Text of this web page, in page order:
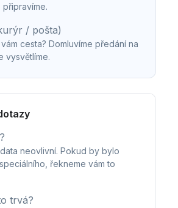
připravíme.
/ pošta)
cesta? Domluvíme předání na
vysvětlíme.
neovlivní. Pokud by bylo
řekneme vám to
trvá?